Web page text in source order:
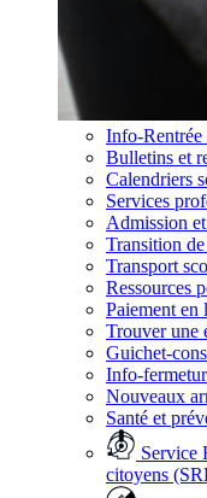
Info-
Bulletins et
Calendriers
Services
Admission
Transition
Transport
Ressources
Paiement en
Trouver une
Guichet-
Info-
Nouveaux
Santé et
Service
citoyens